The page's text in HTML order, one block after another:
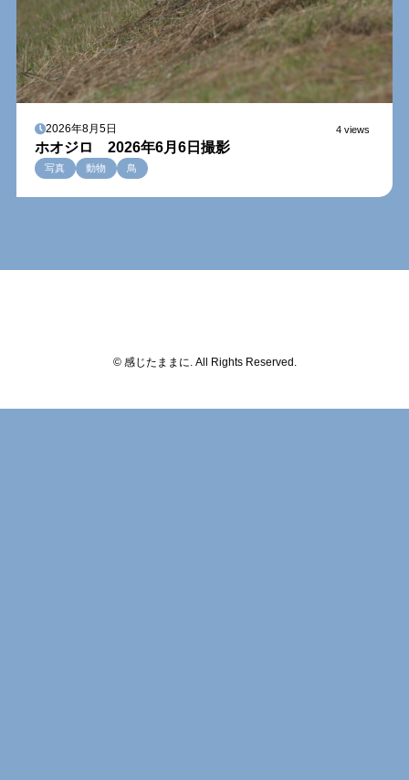
2026年8月5日 4 views
ホオジロ 2026年6月6日撮影
写真 動物 鳥
© 感じたままに. All Rights Reserved.